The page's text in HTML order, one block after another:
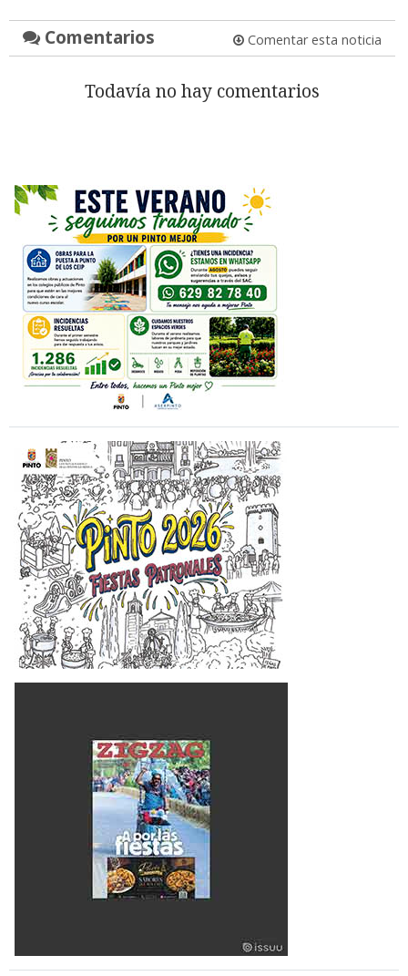
Comentarios Comentar esta noticia
Todavía no hay comentarios